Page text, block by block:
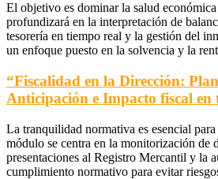
El objetivo es dominar la salud
profundizará en la interpretación de
tesorería en tiempo real y la gestión del
un enfoque puesto en la solvencia y la
“Fiscalidad en la Dirección:
Anticipación e Impacto fiscal en
La tranquilidad normativa es esencial
módulo se centra en la monitorización de
presentaciones al Registro Mercantil y la
cumplimiento normativo para evitar